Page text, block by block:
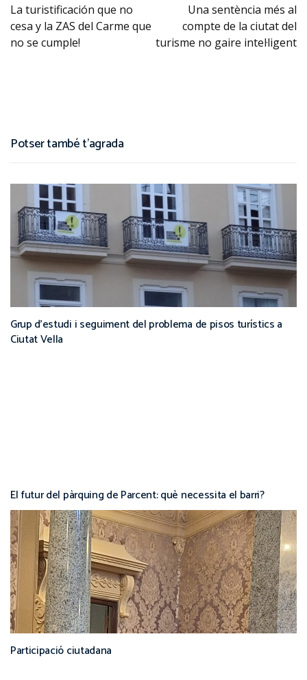
La turistificación que no
cesa y la ZAS del Carme que
no se cumple!
Una sentència més al
compte de la ciutat del
turisme no gaire intel·ligent
Potser també t'agrada
Grup d’estudi i seguiment del problema de pisos turístics a
Ciutat Vella
El futur del pàrquing de Parcent: què necessita el barri?
Participació ciutadana